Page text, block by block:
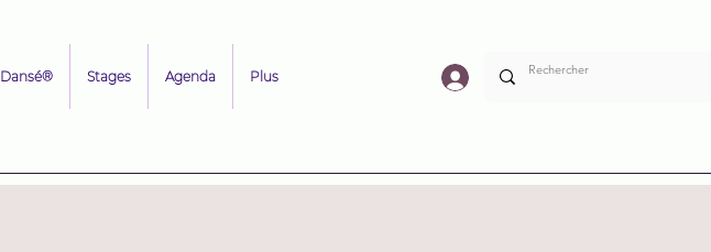
Stages Agenda Plus